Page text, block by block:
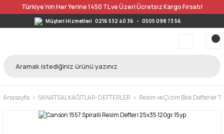
Türkiye’nin Her Yerine 1450 TL ve Üzeri Ücretsiz Kargo Fırsatı!
Müşteri Hizmetleri 0216 532 40 36 - 0505 098 73 56
Anasayfa SANATSAL KAĞITLAR-DEFTERLER Resim ve Çizim Blok Defterler